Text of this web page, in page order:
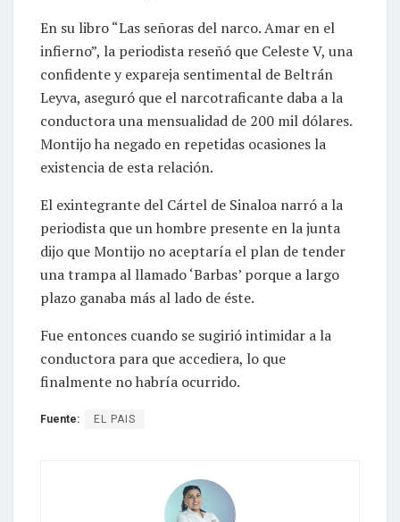
En su libro “Las señoras del narco. Amar en el
infierno”, la periodista reseñó que Celeste V, una
confidente y expareja sentimental de Beltrán
Leyva, aseguró que el narcotraficante daba a la
conductora una mensualidad de 200 mil dólares.
Montijo ha negado en repetidas ocasiones la
existencia de esta relación.
El exintegrante del Cártel de Sinaloa narró a la
periodista que un hombre presente en la junta
dijo que Montijo no aceptaría el plan de tender
una trampa al llamado ‘Barbas’ porque a largo
plazo ganaba más al lado de éste.
Fue entonces cuando se sugirió intimidar a la
conductora para que accediera, lo que
finalmente no habría ocurrido.
Fuente: EL PAIS